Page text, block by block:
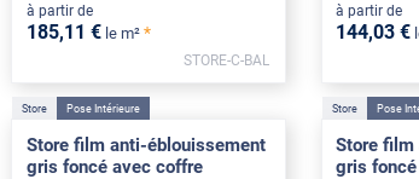
à partir de
185,11 € le m² *
STORE-C-BAL
à partir de
144,03 €
Store Pose Intérieure
Store film anti-éblouissement
gris foncé avec coffre
Store Pose
Store
gris